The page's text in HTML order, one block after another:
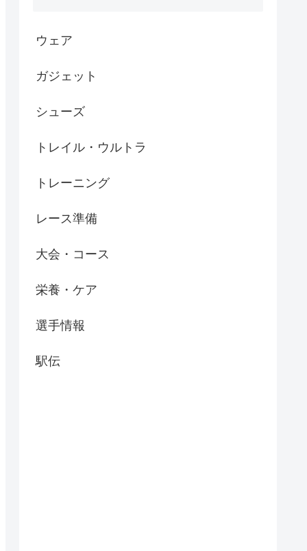
ウェア
ガジェット
シューズ
トレイル・ウルトラ
トレーニング
レース準備
大会・コース
栄養・ケア
選手情報
駅伝